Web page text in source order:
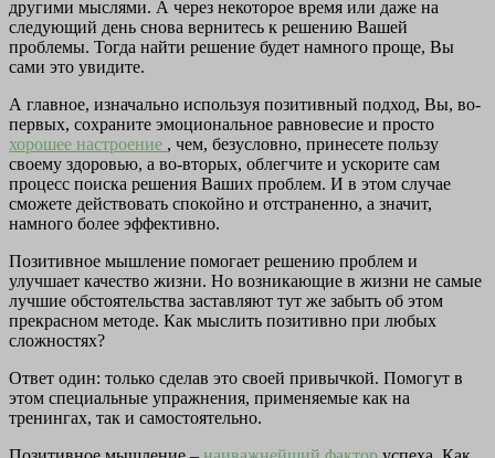
другими мыслями. А через некоторое время или даже на
следующий день снова вернитесь к решению Вашей
проблемы. Тогда найти решение будет намного проще, Вы
сами это увидите.
А главное, изначально используя позитивный подход, Вы, во-
первых, сохраните эмоциональное равновесие и просто
хорошее настроение , чем, безусловно, принесете пользу
своему здоровью, а во-вторых, облегчите и ускорите сам
процесс поиска решения Ваших проблем. И в этом случае
сможете действовать спокойно и отстраненно, а значит,
намного более эффективно.
Позитивное мышление помогает решению проблем и
улучшает качество жизни. Но возникающие в жизни не самые
лучшие обстоятельства заставляют тут же забыть об этом
прекрасном методе. Как мыслить позитивно при любых
сложностях?
Ответ один: только сделав это своей привычкой. Помогут в
этом специальные упражнения, применяемые как на
тренингах, так и самостоятельно.